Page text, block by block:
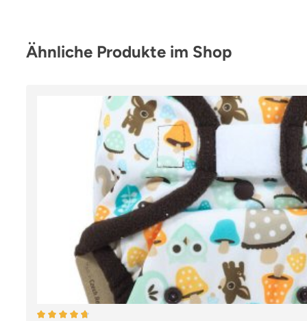
Produktgalerie überspringen
Ähnliche Produkte im Shop